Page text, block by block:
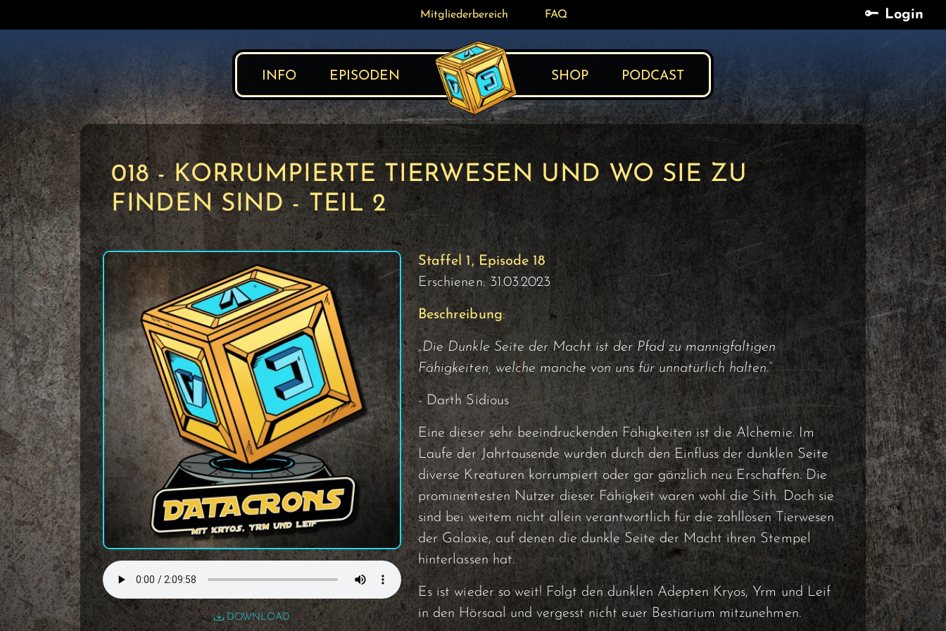
Mitgliederbereich FAQ Login
Mitgliederbereich FAQ Login
INFO EPISODEN SHOP PODCAST
018 - KORRUMPIERTE TIERWESEN UND WO SIE ZU
FINDEN SIND - TEIL 2
DOWNLOAD
Staffel 1, Episode 18
Erschienen: 31.03.2023
Beschreibung:
„Die Dunkle Seite der Macht ist der Pfad zu mannigfaltigen
Fähigkeiten, welche manche von uns für unnatürlich halten.“
- Darth Sidious
Eine dieser sehr beeindruckenden Fähigkeiten ist die Alchemie. Im
Laufe der Jahrtausende wurden durch den Einfluss der dunklen Seite
diverse Kreaturen korrumpiert oder gar gänzlich neu Erschaffen. Die
prominentesten Nutzer dieser Fähigkeit waren wohl die Sith. Doch sie
sind bei weitem nicht allein verantwortlich für die zahllosen Tierwesen
der Galaxie, auf denen die dunkle Seite der Macht ihren Stempel
hinterlassen hat.
Es ist wieder so weit! Folgt den dunklen Adepten Kryos, Yrm und Leif
in den Hörsaal und vergesst nicht euer Bestiarium mitzunehmen.